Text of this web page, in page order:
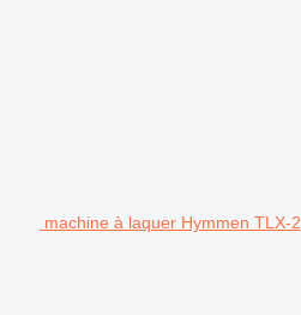
machine à laquer Hymmen TLX-2